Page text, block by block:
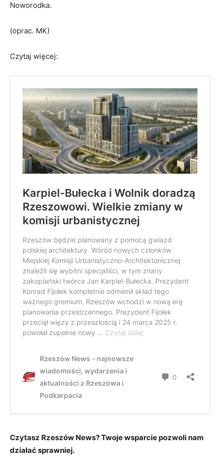
Noworodka.
(oprac. MK)
Czytaj więcej:
Czytasz Rzeszów News? Twoje wsparcie pozwoli nam
działać sprawniej.